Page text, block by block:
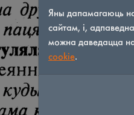
Яны дапамагаюць
сайтам, і,
можна даведацца
cookie.